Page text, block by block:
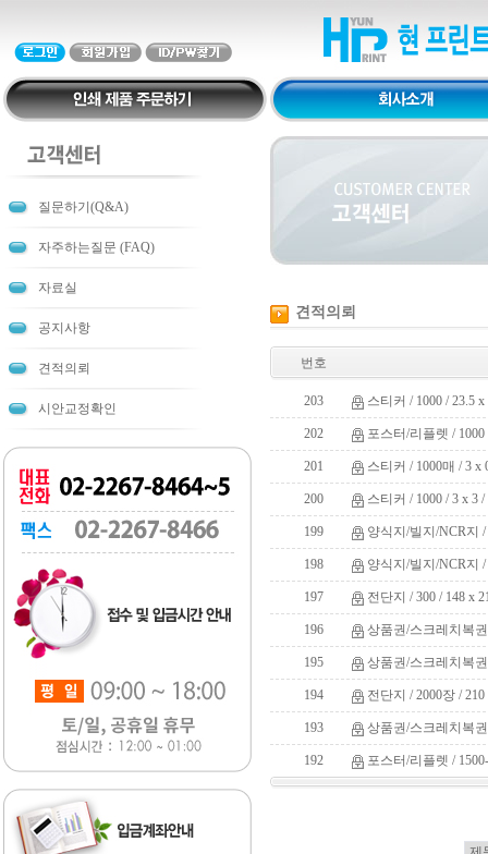
질문하기(Q&A)
자주하는질문 (FAQ)
자료실
공지사항
견적의뢰
시안교정확인
견적의뢰
번호
203 스티커 / 1000 / 23.5
202 포스터/리플렛 /
201 스티커 / 1000매 / 3 x
200 스티커 / 1000 / 3 x 3
199 양식지/빌지/NCR지
198 양식지/빌지/NCR지
197 전단지 / 300 / 148 x
196 상품권/스크레치복
195 상품권/스크레치복
194 전단지 / 2000장 /
193 상품권/스크레치복
192 포스터/리플렛 /